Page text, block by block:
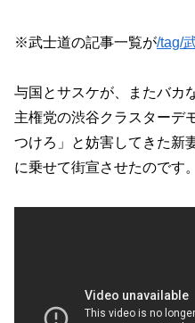
※武士道の記事一覧が/tag/
与国とサスケが、またバカ
主権党の渋谷クラスターデ
つけろ」と妨害してきた新
に乗せて街宣させたのです。